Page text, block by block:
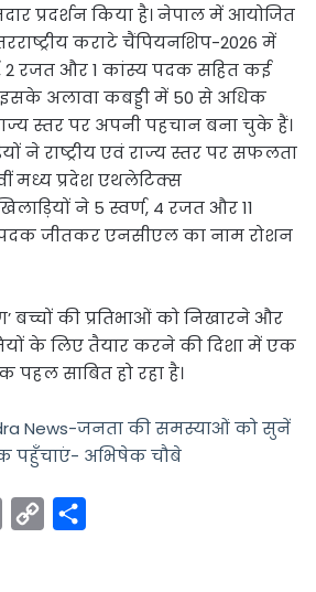
प्रदर्शन किया है। नेपाल में आयोजित
कराटे चैंपियनशिप-2026 में
2 रजत और 1 कांस्य पदक सहित कई
अलावा कबड्डी में 50 से अधिक
स्तर पर अपनी पहचान बना चुके हैं।
ने राष्ट्रीय एवं राज्य स्तर पर सफलता
मध्य प्रदेश एथलेटिक्स
ने 5 स्वर्ण, 4 रजत और 11
जीतकर एनसीएल का नाम रोशन
बच्चों की प्रतिभाओं को निखारने और
के लिए तैयार करने की दिशा में एक
पहल साबित हो रहा है।
News-जनता की समस्याओं को सुनें
पहुँचाएं- अभिषेक चौबे